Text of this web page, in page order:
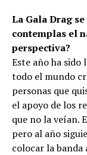
La Gala Drag
contemplas el
perspectiva?
Este año ha sido
todo el mundo
personas que
el apoyo de los
que no la veían.
pero al año
colocar la banda